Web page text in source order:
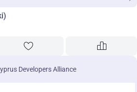
Developers Alliance